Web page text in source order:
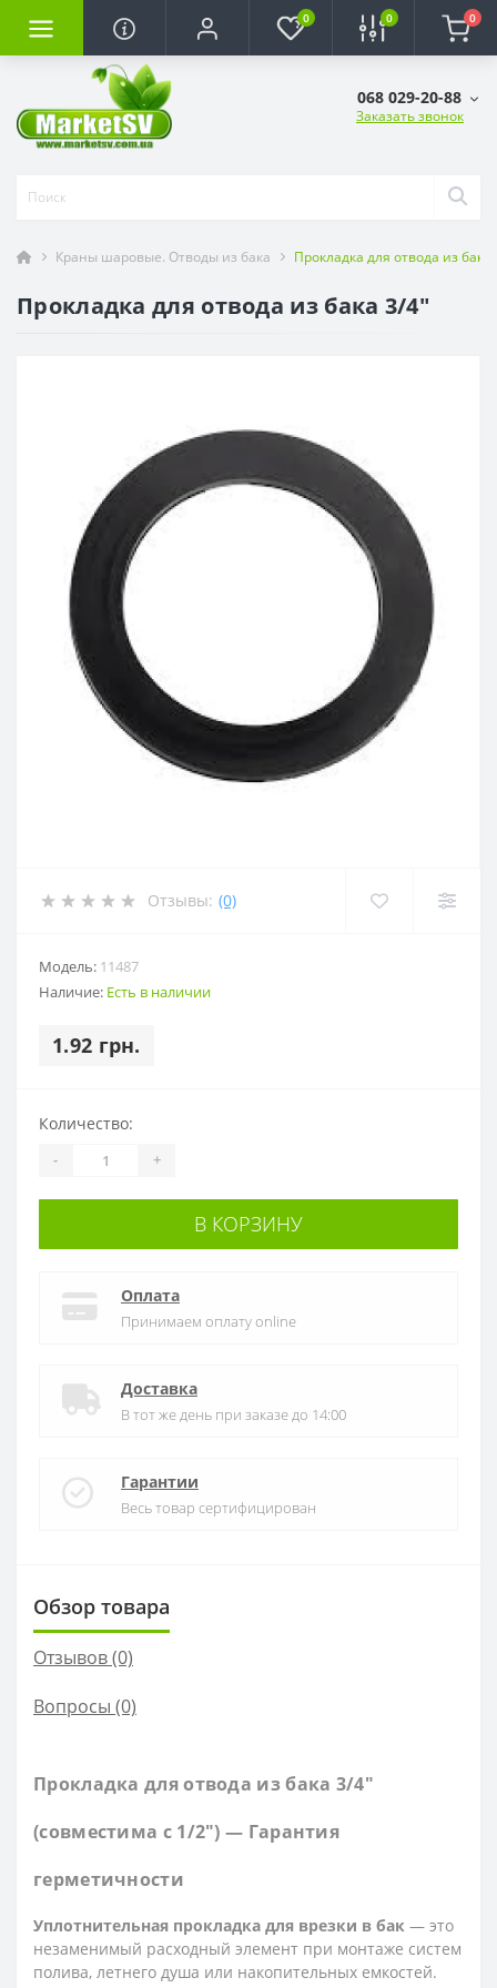
0 0 0
068 029-20-88
Заказать звонок
Краны шаровые. Отводы из бака Прокладка для отвода из бака
Прокладка для отвода из бака 3/4"
Отзывы: (0)
Модель: 11487
Наличие: Есть в наличии
1.92 грн.
Количество:
- +
В КОРЗИНУ
Оплата
Принимаем оплату online
Доставка
В тот же день при заказе до 14:00
Гарантии
Весь товар сертифицирован
Обзор товара
Отзывов (0)
Вопросы (0)
Прокладка для отвода из бака 3/4"
(совместима с 1/2") — Гарантия
герметичности
Уплотнительная прокладка для врезки в бак — это
незаменимый расходный элемент при монтаже систем
полива, летнего душа или накопительных емкостей.